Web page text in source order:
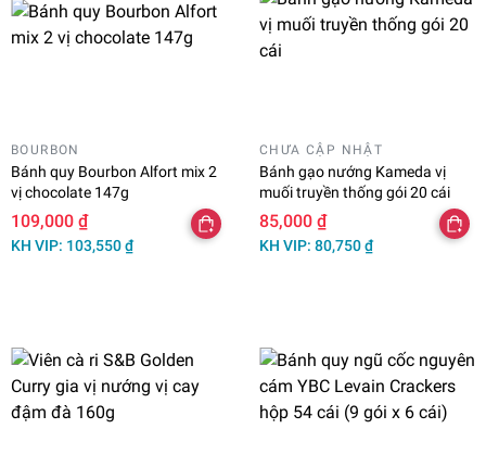
BOURBON
Bánh quy Bourbon Alfort mix 2
vị chocolate 147g
109,000 ₫
KH VIP: 103,550 ₫
CHƯA CẬP NHẬT
Bánh gạo nướng Kameda vị
muối truyền thống gói 20 cái
85,000 ₫
KH VIP: 80,750 ₫